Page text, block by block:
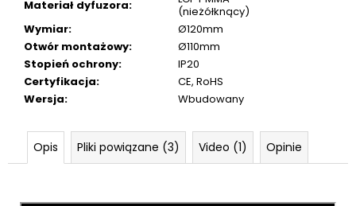
Materiał dyfuzora:
(nieżółknący)
Wymiar:
Ø120mm
Otwór montażowy:
Ø110mm
Stopień ochrony:
IP20
Certyfikacja:
CE, RoHS
Wersja: Wbudowany
Opis Pliki powiązane (3) Video (1) Opinie